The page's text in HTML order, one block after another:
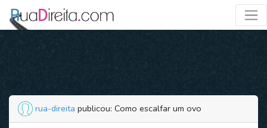
rua-direita publicou: Como escalfar um ovo